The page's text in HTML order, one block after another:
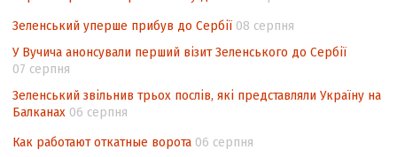
Інформаційна безпека суспільства
Зеленський уперше прибув до Сербії 08 серпня
У Вучича анонсували перший візит Зеленського до Сербії
07 серпня
Зеленський звільнив трьох послів, які представляли Україну на
Балканах 06 серпня
Как работают откатные ворота 06 серпня